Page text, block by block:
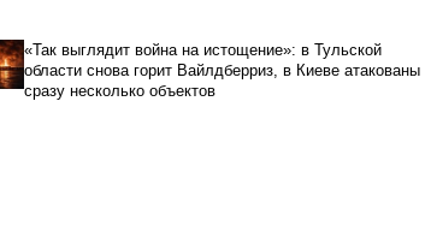
«Так выглядит война на истощение»: в Тульской
области снова горит Вайлдберриз, в Киеве атакованы
сразу несколько объектов